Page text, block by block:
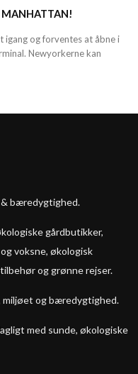
MANHATTAN!
igang og forventes at åbne i
Newyorkerne kan
bæredygtighed.
gårdbutikker,
voksne, økologisk
og grønne rejser.
miljøet og bæredygtighed.
med sunde, økologiske